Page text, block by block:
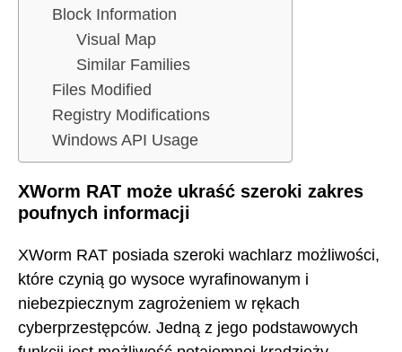
Block Information
Visual Map
Similar Families
Files Modified
Registry Modifications
Windows API Usage
XWorm RAT może ukraść szeroki zakres
poufnych informacji
XWorm RAT posiada szeroki wachlarz możliwości,
które czynią go wysoce wyrafinowanym i
niebezpiecznym zagrożeniem w rękach
cyberprzestępców. Jedną z jego podstawowych